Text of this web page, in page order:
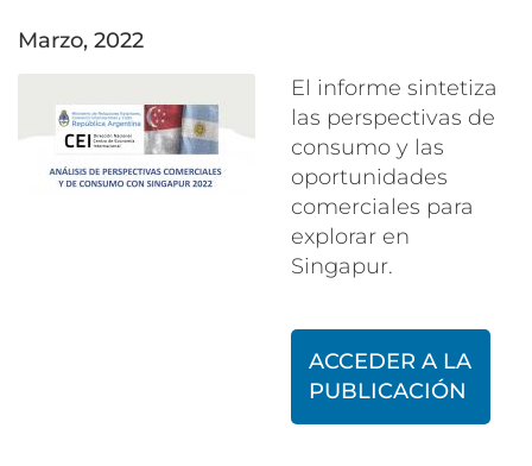
marzo, 2022
El informe sintetiza
las perspectivas de
consumo y las
oportunidades
comerciales para
explorar en
Singapur.
ACCEDER A LA
PUBLICACIÓN